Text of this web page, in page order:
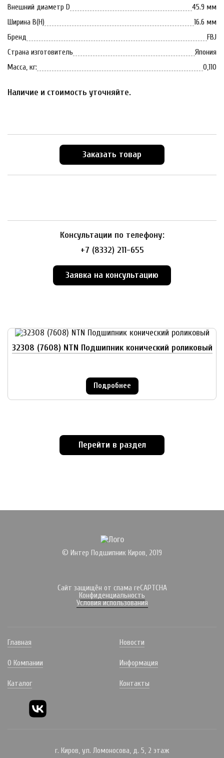
Внешний диаметр D
45.9 мм
Ширина B(H)
16.6 мм
Бренд
FBJ
Страна изготовитель
Япония
Масса, кг:
0,110
Наличие и стоимость уточняйте.
Заказать товар
Консультации по телефону:
+7 (8332) 211-655
Заявка на консультацию
32308 (7608) NTN Подшипник конический роликовый
Подробнее
Перейти в раздел
© Интер Подшипник Киров, 2019
Сайт защищён от спама reCAPTCHA
Конфиденциальность
Условия использования
Главная
О Компании
Каталог
Новости
Информация
Контакты
г. Киров, ул. Ломоносова, д. 5, 2 этаж